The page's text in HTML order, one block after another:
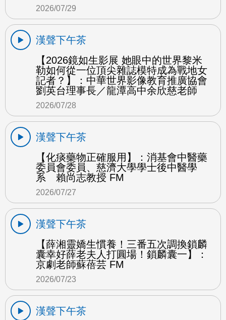
2026/07/29
漢聲下午茶
【2026鏡如生影展 她眼中的世界黎米
勒如何從一位頂尖雜誌模特成為戰地女
記者？】：中華世界影像教育推廣協會
劉英台理事長／龍潭高中余欣慈老師
2026/07/28
漢聲下午茶
【化痰藥物正確服用】：消基會中醫藥
委員會委員、慈濟大學學士後中醫學
系 賴尚志教授 FM
2026/07/27
漢聲下午茶
【薛湘靈嬌生慣養！三番五次調換鎖麟
囊幸好薛老夫人打圓場！鎖麟囊一】：
京劇老師蘇蓓芸 FM
2026/07/23
漢聲下午茶